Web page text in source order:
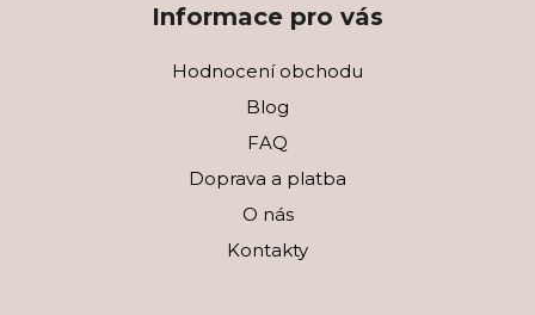
Informace pro vás
Hodnocení obchodu
Blog
FAQ
Doprava a platba
O nás
Kontakty